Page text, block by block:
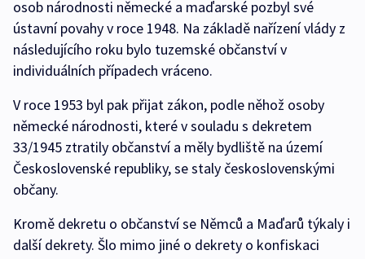
osob národnosti německé a maďarské pozbyl své
ústavní povahy v roce 1948. Na základě nařízení vlády z
následujícího roku bylo tuzemské občanství v
individuálních případech vráceno.
V roce 1953 byl pak přijat zákon, podle něhož osoby
německé národnosti, které v souladu s dekretem
33/1945 ztratily občanství a měly bydliště na území
Československé republiky, se staly československými
občany.
Kromě dekretu o občanství se Němců a Maďarů týkaly i
další dekrety. Šlo mimo jiné o dekrety o konfiskaci